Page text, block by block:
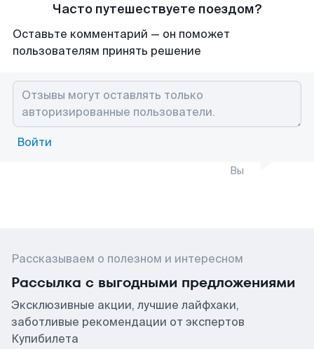
Часто путешествуете поездом?
Оставьте комментарий — он поможет
пользователям принять решение
Войти
Вы
Рассказываем о полезном и интересном
Рассылка с выгодными предложениями
Эксклюзивные акции, лучшие лайфхаки,
заботливые рекомендации от экспертов
Купибилета